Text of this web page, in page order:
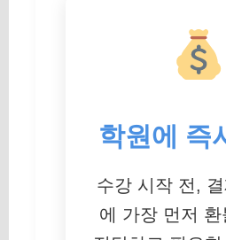
학원에 즉
수강 시작 전,
에 가장 먼저